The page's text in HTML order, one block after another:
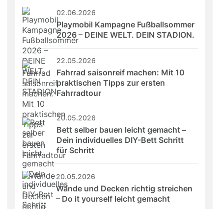
02.06.2026
Playmobil Kampagne Fußballsommer
2026 – DEINE WELT. DEIN STADION.
22.05.2026
Fahrrad saisonreif machen: Mit 10
praktischen Tipps zur ersten
Fahrradtour
20.05.2026
Bett selber bauen leicht gemacht –
Dein individuelles DIY-Bett Schritt
für Schritt
20.05.2026
Wände und Decken richtig streichen
– Do it yourself leicht gemacht